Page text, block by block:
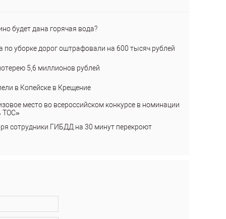
будет дана горячая вода?
по уборке дорог оштрафовали на 600 тысяч рублей
5,6 миллионов рублей
в Копейске в Крещение
место во всероссийском конкурсе в номинации
ТОС»
сотрудники ГИБДД на 30 минут перекроют